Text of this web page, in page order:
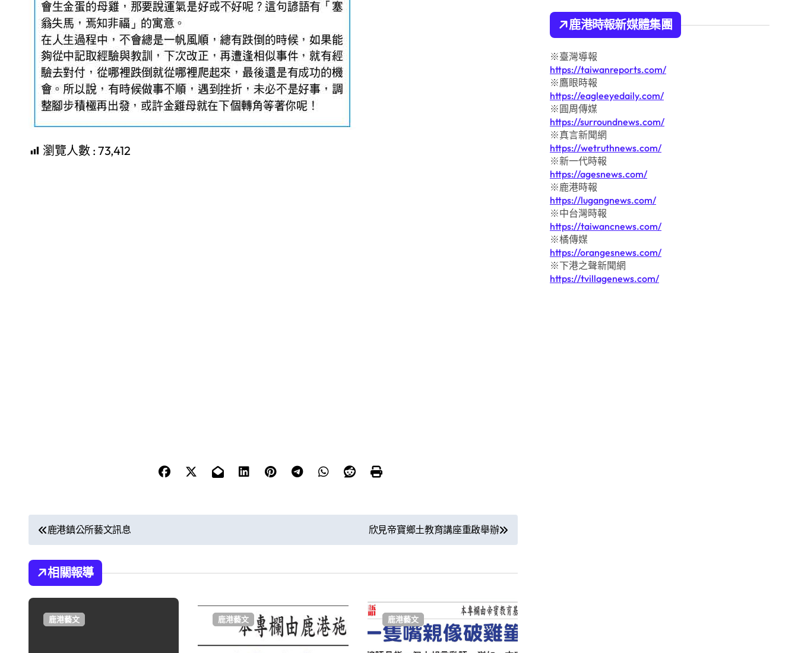
瀏覽人數 : 73,412
文
章
導
覽
鹿港鎮公所藝文訊息 欣見帝寶鄉土教育講座重啟舉辦
相關報導
鹿港藝文 鹿港藝文 鹿港藝文
鹿港時報新媒體集團
※臺灣導報
https://taiwanreports.com/
※鷹眼時報
https://eagleeyedaily.com/
※圓周傳媒
https://surroundnews.com/
※真言新聞網
https://wetruthnews.com/
※新一代時報
https://agesnews.com/
※鹿港時報
https://lugangnews.com/
※中台灣時報
https://taiwancnews.com/
※橘傳媒
https://orangesnews.com/
※下港之聲新聞網
https://tvillagenews.com/